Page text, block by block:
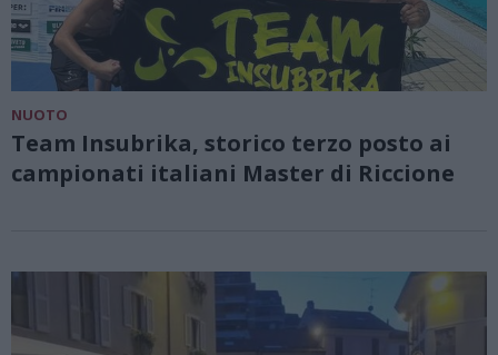
NUOTO
Team Insubrika, storico terzo posto ai
campionati italiani Master di Riccione